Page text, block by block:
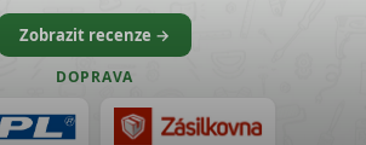
Zobrazit recenze →
DOPRAVA